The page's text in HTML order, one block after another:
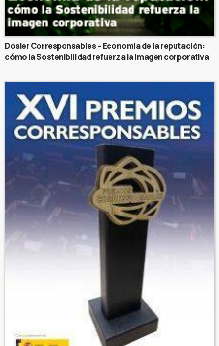
Dosier Corresponsables – Economía de la reputación:
cómo la Sostenibilidad refuerza la imagen corporativa